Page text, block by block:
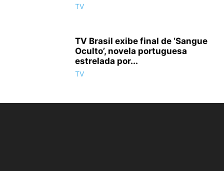
TV
TV Brasil exibe final de ‘Sangue
Oculto’, novela portuguesa
estrelada por...
TV